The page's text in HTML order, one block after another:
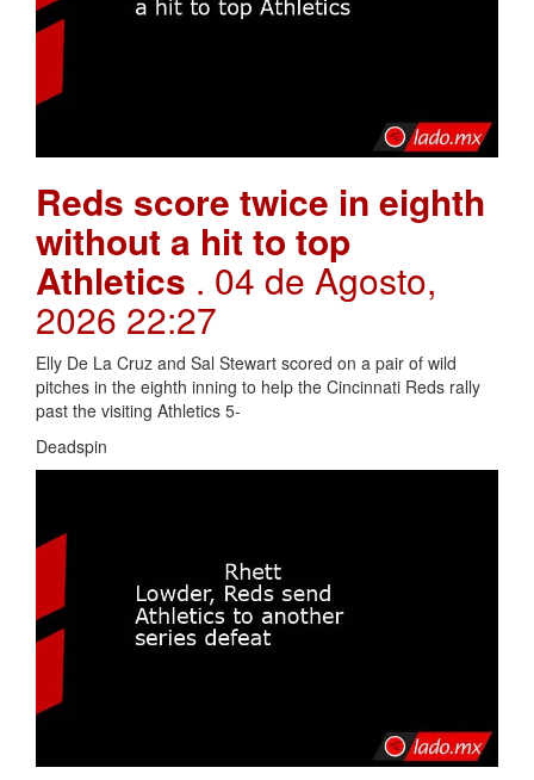
Reds score twice in eighth
without a hit to top
Athletics . 04 de Agosto,
2026 22:27
Elly De La Cruz and Sal Stewart scored on a pair of wild
pitches in the eighth inning to help the Cincinnati Reds rally
past the visiting Athletics 5-
Deadspin